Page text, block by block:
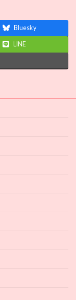
Bluesky
LINE